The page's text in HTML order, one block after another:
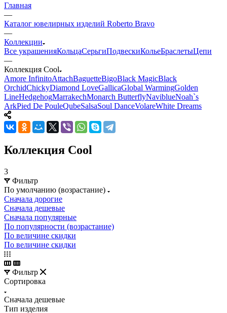
Главная
—
Каталог ювелирных изделий Roberto Bravo
—
Коллекции
Все украшенияКольцаСерьгиПодвескиКольеБраслетыЦепи
—
Коллекция Cool
Amore InfinitoAttachBaguetteBigoBlack MagicBlack
OrchidChickyDiamond LoveGallicaGlobal WarmingGolden
LineHedgehogMarrakechMonarch ButterflyNaviblueNoah`s
ArkPied De PouleQubeSalsaSoul DanceVolareWhite Dreams
Коллекция Cool
3
Фильтр
По умолчанию (возрастание)
Сначала дорогие
Сначала дешевые
Сначала популярные
По популярности (возрастание)
По величине скидки
По величине скидки
Фильтр
Сортировка
Сначала дешевые
Тип изделия